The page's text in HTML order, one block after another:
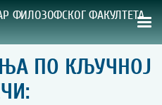
ФИЛОЗОФСКОГ ФАКУЛТЕТА
ИЗДАЊАПО КЉУЧНОЈ